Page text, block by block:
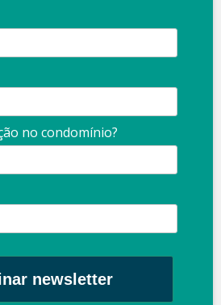
no condomínio?
newsletter